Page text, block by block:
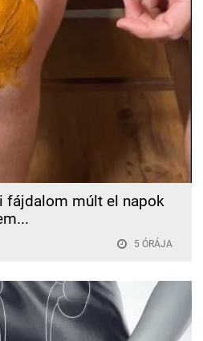
fájdalom múlt el napok
5 ÓRÁJA